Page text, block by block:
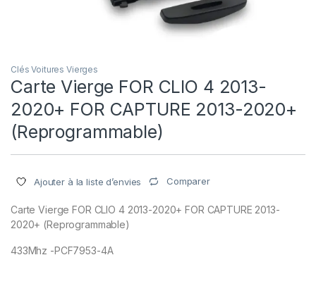
Clés Voitures Vierges
Carte Vierge FOR CLIO 4 2013-
2020+ FOR CAPTURE 2013-2020+
(Reprogrammable)
Ajouter à la liste d’envies Comparer
Carte Vierge FOR CLIO 4 2013-2020+ FOR CAPTURE 2013-
2020+ (Reprogrammable)
433Mhz -PCF7953-4A